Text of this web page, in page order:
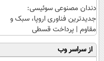
دندان مصنوعی سوئیسی:
جدیدترین فناوری اروپا، سبک و
مقاوم | پرداخت قسطی
از سراسر وب